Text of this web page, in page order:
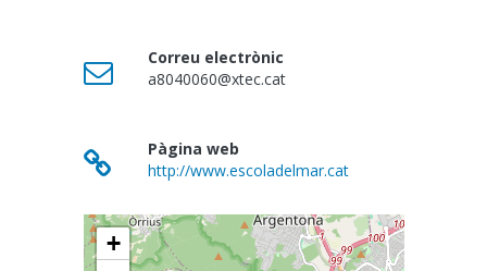
Correu electrònic
a8040060@xtec.cat
Pàgina web
http://www.escoladelmar.cat
+